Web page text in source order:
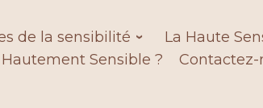
de la sensibilité
La Haute
Sensible ? Contactez-